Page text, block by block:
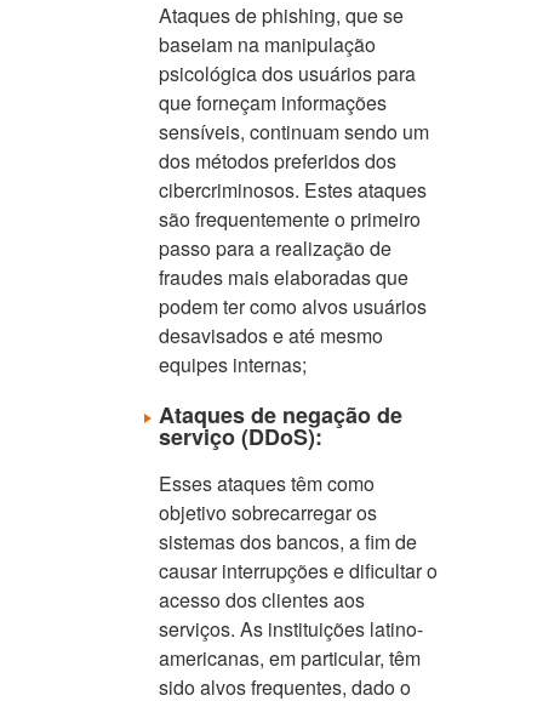
Ataques de phishing, que se
baseiam na manipulação
psicológica dos usuários para
que forneçam informações
sensíveis, continuam sendo um
dos métodos preferidos dos
cibercriminosos. Estes ataques
são frequentemente o primeiro
passo para a realização de
fraudes mais elaboradas que
podem ter como alvos usuários
desavisados e até mesmo
equipes internas;
Ataques de negação de
serviço (DDoS):
Esses ataques têm como
objetivo sobrecarregar os
sistemas dos bancos, a fim de
causar interrupções e dificultar o
acesso dos clientes aos
serviços. As instituições latino-
americanas, em particular, têm
sido alvos frequentes, dado o